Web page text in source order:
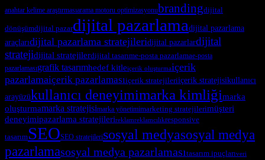
anahtar kelime araştırmasıarama motoru optimizasyonubrandingdijital
dönüşümdijital pazardijital pazarlamadijital pazarlama
araçlarıdijital pazarlama stratejileridijital pazarlardijital
stratejidijital stratejilerdijital tasarıme-posta pazarlamae-posta
pazarlamasıgrafik tasarımhedef kitleiçerik oluşturmaiçerik
pazarlamaiçerik pazarlamasıiçerik stratejileriiçerik stratejisikullanıcı
arayüzükullanıcı deneyimimarka kimliğimarka
oluşturmamarka stratejisimarka yönetimimarketing stratejilerimüşteri
deneyimipazarlama stratejilerireklamreklamcılıkresponsive
tasarımSEOSEO stratejilerisosyal medyasosyal medya
pazarlamasosyal medya pazarlamasıtasarım ipuçlarıveri